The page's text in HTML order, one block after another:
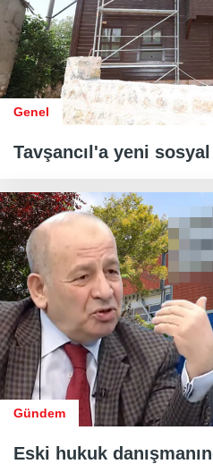
Genel
Tavşancıl'a yeni
Gündem
Eski hukuk